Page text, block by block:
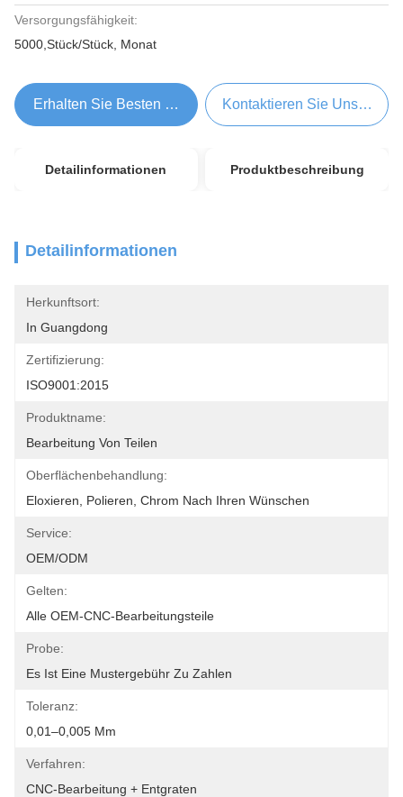
Versorgungsfähigkeit:
5000,Stück/Stück, Monat
Erhalten Sie Besten Preis Kontaktieren Sie Uns Jetzt
Detailinformationen Produktbeschreibung
Detailinformationen
Herkunftsort:
In Guangdong
Zertifizierung:
ISO9001:2015
Produktname:
Bearbeitung Von Teilen
Oberflächenbehandlung:
Eloxieren, Polieren, Chrom Nach Ihren Wünschen
Service:
OEM/ODM
Gelten:
Alle OEM-CNC-Bearbeitungsteile
Probe:
Es Ist Eine Mustergebühr Zu Zahlen
Toleranz:
0,01–0,005 Mm
Verfahren:
CNC-Bearbeitung + Entgraten